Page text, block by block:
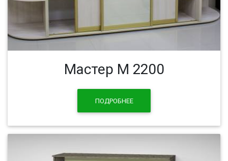
Мастер М 2200
ПОДРОБНЕЕ